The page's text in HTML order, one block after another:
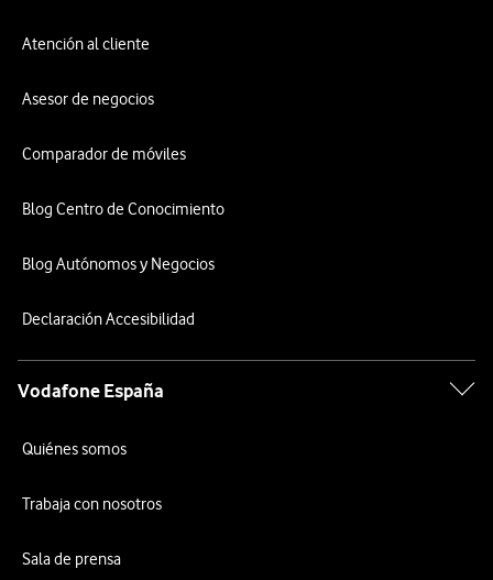
Atención al cliente
Asesor de negocios
Comparador de móviles
Blog Centro de Conocimiento
Blog Autónomos y Negocios
Declaración Accesibilidad
Vodafone España
Quiénes somos
Trabaja con nosotros
Sala de prensa